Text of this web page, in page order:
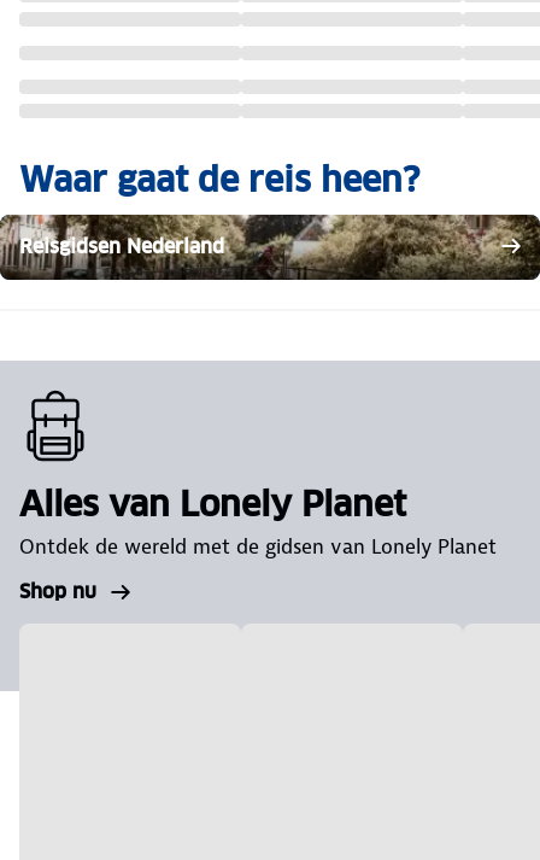
Waar gaat de reis heen?
Reisgidsen Nederland
Alles van Lonely Planet
Ontdek de wereld met de gidsen van Lonely Planet
Shop nu